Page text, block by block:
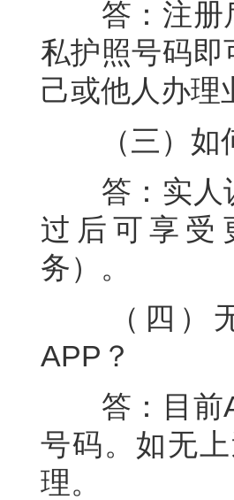
答：注册
私护照号码
己或他人办理
（三）
答：实人
过后可享受
务）。
（四
APP？
答：目前
号码。如无
理。